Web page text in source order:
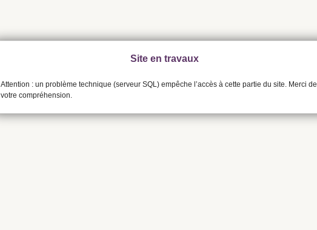
Site en travaux
Attention : un problème technique (serveur SQL) empêche l’accès à cette partie du site. Merci de
votre compréhension.